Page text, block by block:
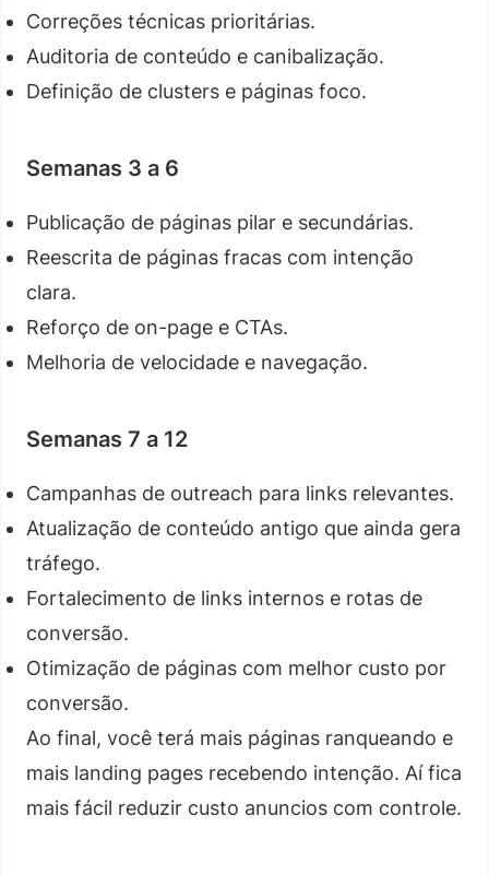
Correções técnicas prioritárias.
Auditoria de conteúdo e canibalização.
Definição de clusters e páginas foco.
Semanas 3 a 6
Publicação de páginas pilar e secundárias.
Reescrita de páginas fracas com intenção
clara.
Reforço de on-page e CTAs.
Melhoria de velocidade e navegação.
Semanas 7 a 12
Campanhas de outreach para links relevantes.
Atualização de conteúdo antigo que ainda gera
tráfego.
Fortalecimento de links internos e rotas de
conversão.
Otimização de páginas com melhor custo por
conversão.
Ao final, você terá mais páginas ranqueando e
mais landing pages recebendo intenção. Aí fica
mais fácil reduzir custo anuncios com controle.